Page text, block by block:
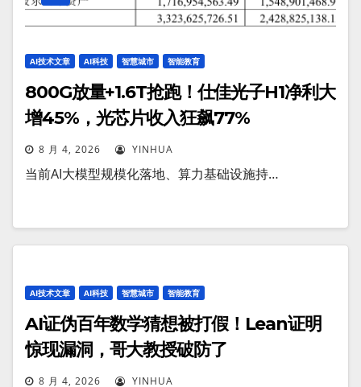
AI技术文章 AI科技 智慧城市 智能教育
800G放量+1.6T抢跑！仕佳光子H1净利大
增45%，光芯片收入狂飙77%
8 月 4, 2026 YINHUA
当前AI大模型规模化落地、算力基础设施持…
AI技术文章 AI科技 智慧城市 智能教育
AI证伪百年数学猜想被打假！Lean证明
惊现漏洞，哥大教授破防了
8 月 4, 2026 YINHUA